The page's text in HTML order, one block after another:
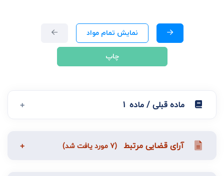
نمایش تمام مواد
چاپ
ماده قبلی / ماده 1
آرای قضایی مرتبط (7 مورد یافت شد)